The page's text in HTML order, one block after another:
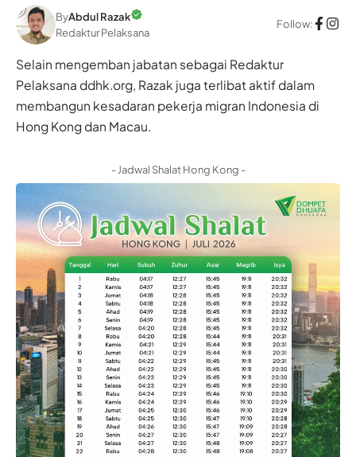
ByAbdul Razak
Redaktur Pelaksana
Follow:
Selain mengemban jabatan sebagai Redaktur
Pelaksana ddhk.org, Razak juga terlibat aktif dalam
membangun kesadaran pekerja migran Indonesia di
Hong Kong dan Macau.
- Jadwal Shalat Hong Kong -